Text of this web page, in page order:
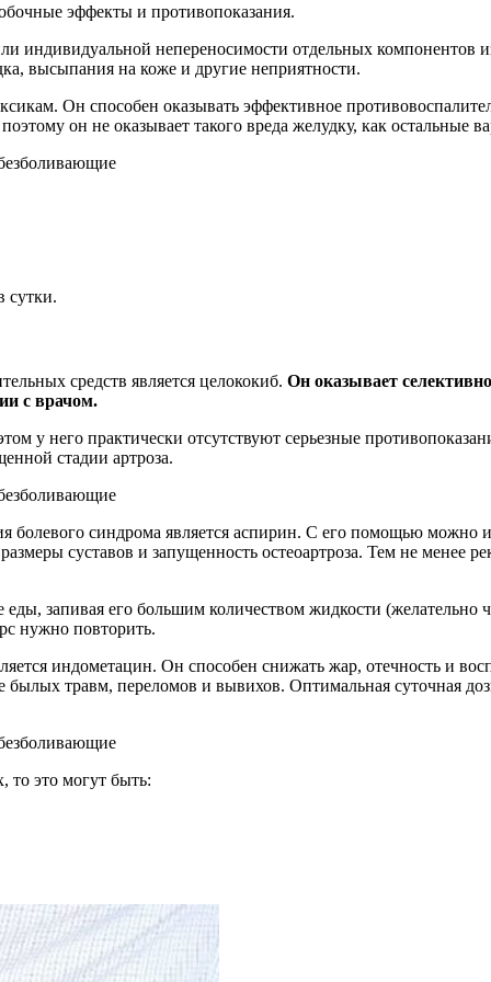
эффекты и противопоказания.
непереносимости отдельных компонентов из
высыпания на коже и другие неприятности.
Он способен оказывать эффективное
он не оказывает такого вреда желудку, как
сутки.
средств является целококиб. Он оказывает
с врачом.
у него практически отсутствуют серьезные
стадии артроза.
болевого синдрома является аспирин. С его помощью можно
суставов и запущенность остеоартроза. Тем не менее
запивая его большим количеством жидкости (желательно
нужно повторить.
индометацин. Он способен снижать жар, отечность и
травм, переломов и вывихов. Оптимальная суточная
то это могут быть: